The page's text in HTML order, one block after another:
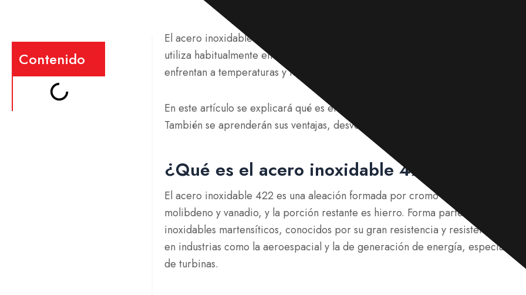
Contenido
El acero inoxidable 422 es un material especial conocido por su resistencia y
utiliza habitualmente en industrias como la aeronáutica y la de turbinas, donde
enfrentan a temperaturas y tensiones extremas.
En este artículo se explicará qué es el acero inoxidable 422, su composición y
También se aprenderán sus ventajas, desventajas y aplicaciones más comunes.
¿Qué es el acero inoxidable 422?
El acero inoxidable 422 es una aleación formada por cromo 12%, junto con
molibdeno y vanadio, y la porción restante es hierro. Forma parte de la
inoxidables martensíticos, conocidos por su gran resistencia y resistencia al
en industrias como la aeroespacial y la de generación de energía,
de turbinas.